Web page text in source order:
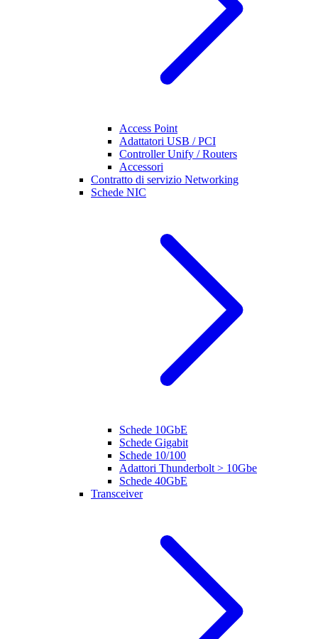
Access Point
Adattatori USB / PCI
Controller Unify / Routers
Accessori
Contratto di servizio Networking
Schede NIC
Schede 10GbE
Schede Gigabit
Schede 10/100
Adattori Thunderbolt > 10Gbe
Schede 40GbE
Transceiver